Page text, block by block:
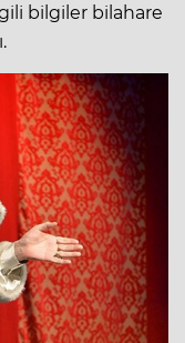
bilgiler bilahare